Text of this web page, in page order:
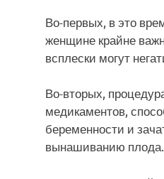
Во-первых, в это
женщине крайне
всплески могут
Во-вторых,
медикаментов,
беременности и
вынашиванию плода.